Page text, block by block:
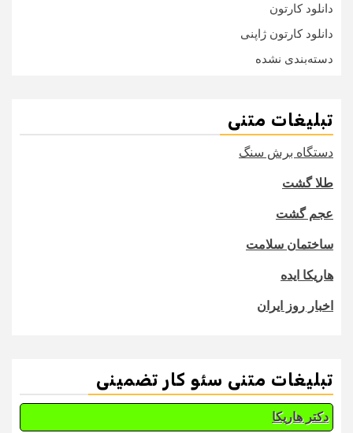
دانلود کارتون
دانلود کارتون ژاپنی
دسته‌بندی نشده
تبلیغات متنی
دستگاه برش سنگ
طلا گشت
عجم گشت
ساختمان سلامت
هاریکا ایده
اخبار روز ایران
تبلیغات متنی سئو کار تضمینی
دکتر هاریکا